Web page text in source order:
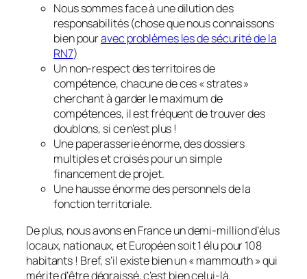
Nous sommes face à une dilution des
responsabilités(chose que nous connaissons
bien pouravec problèmes les de sécurité de la
RN7)
Un non-respect des territoires de
compétence, chacune de ces« strates »
cherchant à garder le maximum de
compétences, il est fréquent de trouver des
doublons, si ce n’est plus !
Une paperasserie énorme, des dossiers
multiples et croisés pour un simple
financement de projet.
Une hausse énorme des personnels de la
fonction territoriale.
De plus, nous avons en France un demi-million d’élus
locaux, nationaux, et Européen soit 1 élu pour 108
habitants ! Bref, s’il existe bien un « mammouth » qui
mérite d’être dégraissé, c’est bien celui-là.